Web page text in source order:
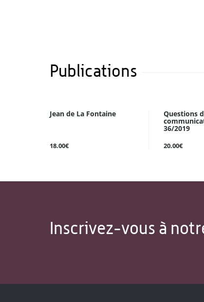
Publications
Jean de La Fontaine
18.00€
Questions
36/2019
20.00€
Inscrivez-vous à